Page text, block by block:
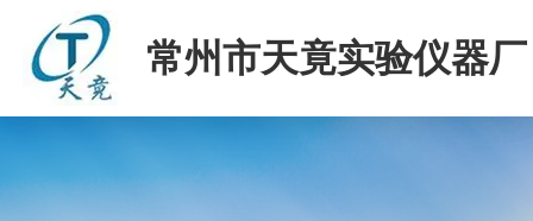
常州市天竟实验仪器厂